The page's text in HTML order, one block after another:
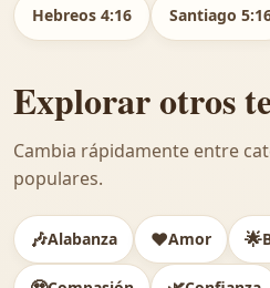
Hebreos 4:16 Santiago
Explorar otros
Cambia rápidamente entre
populares.
🎶Alabanza ❤️Amor 🌟